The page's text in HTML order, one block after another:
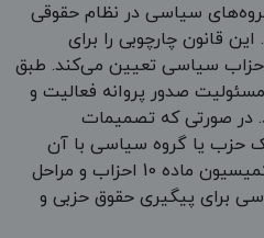
سیاسی در نظام حقوقی
قانون چارچوبی را برای
سیاسی تعیین می‌کند. طبق
این قانون، کمیسیون ماده 10 مسئولیت صدور پروانه فعالیت و
در صورتی که تصمیمات
حزب یا گروه سیاسی با آن
مخالف باشد، اعتراض به رای کمیسیون ماده 10 احزاب و مراحل
برای پیگیری حقوق حزبی و